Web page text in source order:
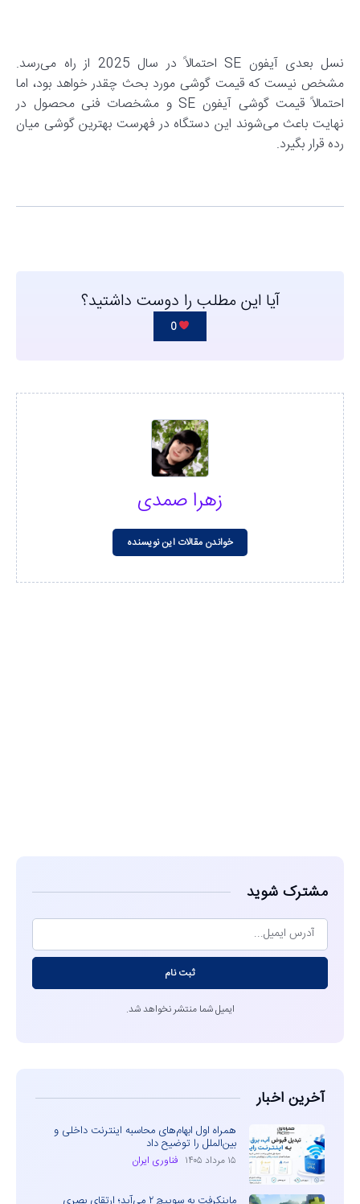
نسل بعدی آیفون SE احتمالاً در سال 2025 از راه می‌رسد.
مشخص نیست که قیمت گوشی مورد بحث چقدر خواهد بود، اما
احتمالاً قیمت گوشی آیفون SE و مشخصات فنی محصول در
نهایت باعث می‌شوند این دستگاه در فهرست بهترین گوشی میان
رده قرار بگیرد.
آیا این مطلب را دوست داشتید؟
0
زهرا صمدی
خواندن مقالات این نویسنده
مشترک شوید
ثبت نام
ایمیل شما منتشر نخواهد شد.
آخرین اخبار
همراه اول ابهام‌های محاسبه اینترنت داخلی و
بین‌الملل را توضیح داد
۱۵ مرداد ۱۴۰۵ فناوری ایران